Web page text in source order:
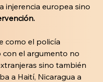
injerencia europea sino
como el policía
con el argumento no
sino también
a Haití, Nicaragua a